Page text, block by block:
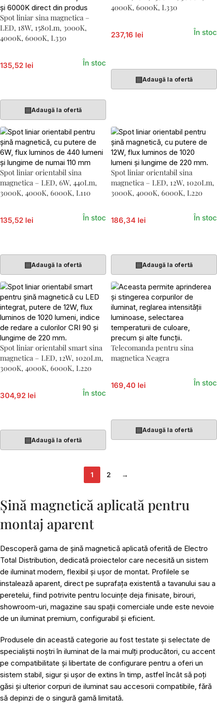
Spot liniar sina magnetica –
LED, 18W, 1580Lm, 3000K,
4000K, 6000K, L330
135,52 lei În stoc
▤Adaugă la ofertă
4000K, 6000K, L330
237,16 lei În stoc
▤Adaugă la ofertă
Spot liniar orientabil sina
magnetica – LED, 6W, 440Lm,
3000K, 4000K, 6000K, L110
135,52 lei În stoc
▤Adaugă la ofertă
Spot liniar orientabil sina
magnetica – LED, 12W, 1020Lm,
3000K, 4000K, 6000K, L220
186,34 lei În stoc
▤Adaugă la ofertă
Spot liniar orientabil smart sina
magnetica – LED, 12W, 1020Lm,
3000K, 4000K, 6000K, L220
304,92 lei În stoc
▤Adaugă la ofertă
Telecomanda pentru sina
magnetica Neagra
169,40 lei În stoc
▤Adaugă la ofertă
1 2 →
Șină magnetică aplicată pentru
montaj aparent
Descoperă gama de șină magnetică aplicată oferită de Electro
Total Distribution, dedicată proiectelor care necesită un sistem
de iluminat modern, flexibil și ușor de montat. Profilele se
instalează aparent, direct pe suprafața existentă a tavanului sau a
peretelui, fiind potrivite pentru locuințe deja finisate, birouri,
showroom-uri, magazine sau spații comerciale unde este nevoie
de un iluminat premium, configurabil și eficient.
Produsele din această categorie au fost testate și selectate de
specialiștii noștri în iluminat de la mai mulți producători, cu accent
pe compatibilitate și libertate de configurare pentru a oferi un
sistem stabil, sigur și ușor de extins în timp, astfel încât să poți
găsi și ulterior corpuri de iluminat sau accesorii compatibile, fără
să depinzi de o singură gamă limitată.